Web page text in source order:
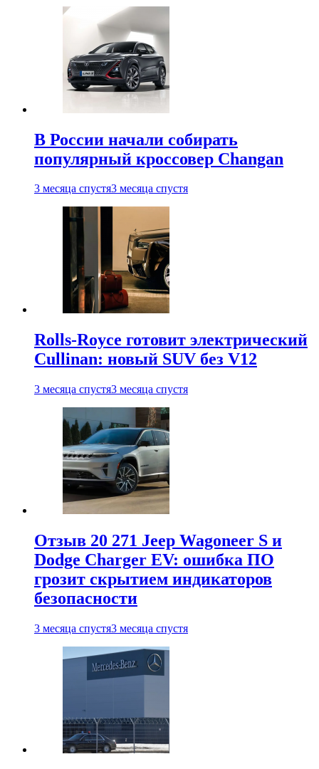
В России начали собирать
популярный кроссовер Changan
3 месяца спустя3 месяца спустя
Rolls-Royce готовит электрический
Cullinan: новый SUV без V12
3 месяца спустя3 месяца спустя
Отзыв 20 271 Jeep Wagoneer S и
Dodge Charger EV: ошибка ПО
грозит скрытием индикаторов
безопасности
3 месяца спустя3 месяца спустя